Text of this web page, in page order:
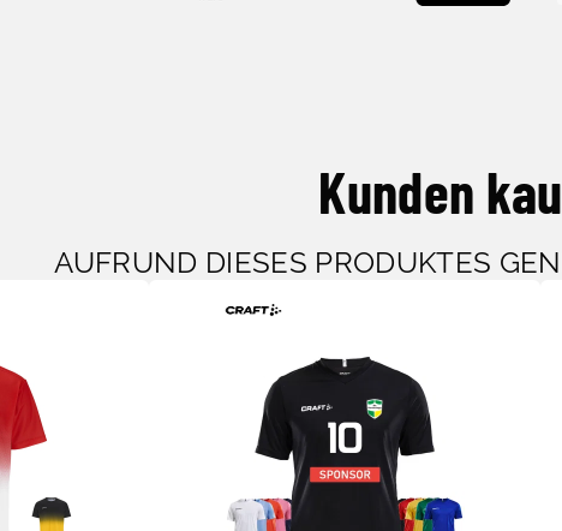
Kunden
AUFRUND DIESES PRODUKTES